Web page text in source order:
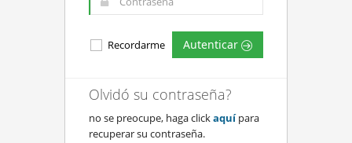
Recordarme Autenticar
Olvidó su contraseña?
no se preocupe, haga clickaquípara
recuperar su contraseña.